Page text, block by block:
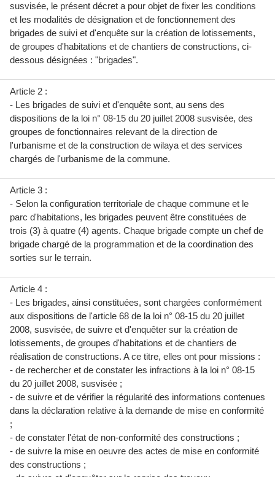
susvisée, le présent décret a pour objet de fixer les conditions
et les modalités de désignation et de fonctionnement des
brigades de suivi et d'enquête sur la création de lotissements,
de groupes d'habitations et de chantiers de constructions, ci-
dessous désignées : "brigades".
Article 2 :
- Les brigades de suivi et d'enquête sont, au sens des
dispositions de la loi n° 08-15 du 20 juillet 2008 susvisée, des
groupes de fonctionnaires relevant de la direction de
l'urbanisme et de la construction de wilaya et des services
chargés de l'urbanisme de la commune.
Article 3 :
- Selon la configuration territoriale de chaque commune et le
parc d'habitations, les brigades peuvent être constituées de
trois (3) à quatre (4) agents. Chaque brigade compte un chef de
brigade chargé de la programmation et de la coordination des
sorties sur le terrain.
Article 4 :
- Les brigades, ainsi constituées, sont chargées conformément
aux dispositions de l'article 68 de la loi n° 08-15 du 20 juillet
2008, susvisée, de suivre et d'enquêter sur la création de
lotissements, de groupes d'habitations et de chantiers de
réalisation de constructions. A ce titre, elles ont pour missions :
- de rechercher et de constater les infractions à la loi n° 08-15
du 20 juillet 2008, susvisée ;
- de suivre et de vérifier la régularité des informations contenues
dans la déclaration relative à la demande de mise en conformité
;
- de constater l'état de non-conformité des constructions ;
- de suivre la mise en oeuvre des actes de mise en conformité
des constructions ;